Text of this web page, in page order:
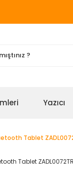
Yazıcı
Tablet